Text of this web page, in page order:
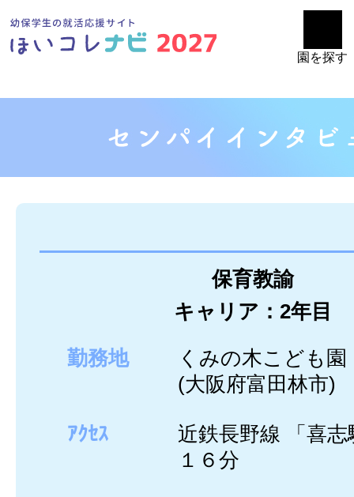
園を探す
保育教諭
キャリア：2年目
勤務地
くみの木こども
(大阪府富田林市)
ｱｸｾｽ
近鉄長野線 「喜志
１６分